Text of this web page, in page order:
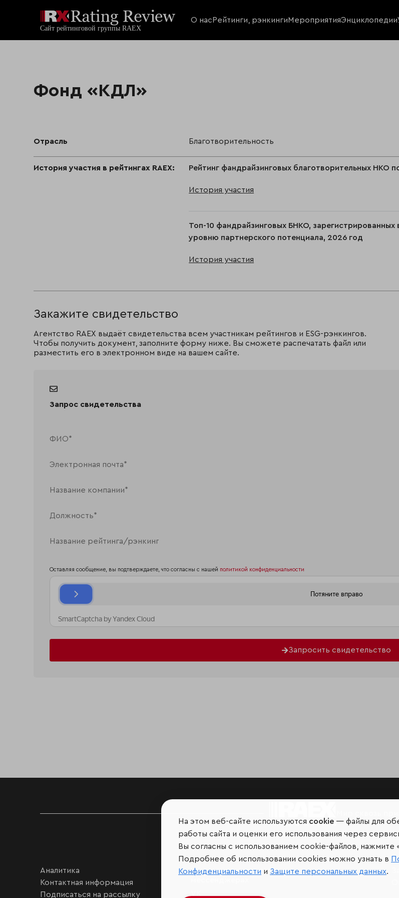
О нас Рейтинги, рэнкингиМероприятияЭнциклопедии
Фонд «КДЛ»
Отрасль Благотворительность
История участия в рейтингах RAEX: Рейтинг фандрайзинговых благотворительных НКО
История участия
Топ-10 фандрайзинговых БНКО,
уровню партнерского потенциала, 2026 год
История участия
Закажите свидетельство
Агентство RAEX выдаёт свидетельства всем участникам рейтингов и ESG-рэнкингов.
Чтобы получить документ, заполните форму ниже. Вы сможете распечатать файл или
разместить его в электронном виде на вашем сайте.
Запрос свидетельства
Оставляя сообщение, вы подтверждаете, что согласны с нашей политикой конфиденциальности
Запросить свидетельство
Аналитика
Контактная информация
Подписаться на рассылку
Мы в социальных сетях и
На этом веб-сайте используются cookie — файлы для
работы сайта и оценки его использования через
Вы согласны с использованием cookie-файлов, нажмите
Подробнее об использовании cookies можно узнать в
Конфиденциальности и Защите персональных данных.